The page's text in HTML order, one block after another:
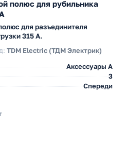
полюс для рубильника
для разъединителя
315 А.
TDM Electric (ТДМ Электрик)
Аксессуары A
3
Спереди